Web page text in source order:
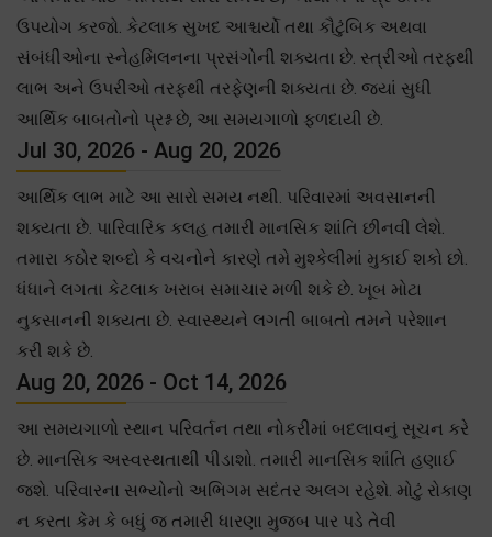
ઉપયોગ કરજો. કેટલાક સુખદ આશ્ચર્યો તથા કૌટુંબિક અથવા
સંબંધીઓના સ્નેહમિલનના પ્રસંગોની શક્યતા છે. સ્ત્રીઓ તરફથી
લાભ અને ઉપરીઓ તરફથી તરફેણની શક્યતા છે. જ્યાં સુધી
આર્થિક બાબતોનો પ્રશ્ન છે, આ સમયગાળો ફળદાયી છે.
Jul 30, 2026 - Aug 20, 2026
આર્થિક લાભ માટે આ સારો સમય નથી. પરિવારમાં અવસાનની
શક્યતા છે. પારિવારિક કલહ તમારી માનસિક શાંતિ છીનવી લેશે.
તમારા કઠોર શબ્દો કે વચનોને કારણે તમે મુશ્કેલીમાં મુકાઈ શકો છો.
ધંધાને લગતા કેટલાક ખરાબ સમાચાર મળી શકે છે. ખૂબ મોટા
નુકસાનની શક્યતા છે. સ્વાસ્થ્યને લગતી બાબતો તમને પરેશાન
કરી શકે છે.
Aug 20, 2026 - Oct 14, 2026
આ સમયગાળો સ્થાન પરિવર્તન તથા નોકરીમાં બદલાવનું સૂચન કરે
છે. માનસિક અસ્વસ્થતાથી પીડાશો. તમારી માનસિક શાંતિ હણાઈ
જશે. પરિવારના સભ્યોનો અભિગમ સદંતર અલગ રહેશે. મોટું રોકાણ
ન કરતા કેમ કે બધું જ તમારી ધારણા મુજબ પાર પડે તેવી